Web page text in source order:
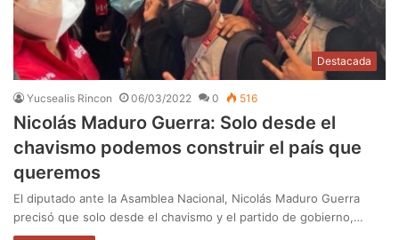
Destacada
Yucsealis Rincon 06/03/2022 0 516
Nicolás Maduro Guerra: Solo desde el
chavismo podemos construir el país que
queremos
El diputado ante la Asamblea Nacional, Nicolás Maduro Guerra
precisó que solo desde el chavismo y el partido de gobierno,…